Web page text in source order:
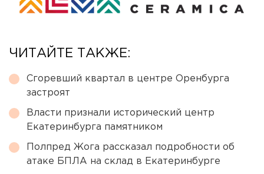
ЧИТАЙТЕ ТАКЖЕ:
Сгоревший квартал в центре Оренбурга
застроят
Власти признали исторический центр
Екатеринбурга памятником
Полпред Жога рассказал подробности об
атаке БПЛА на склад в Екатеринбурге